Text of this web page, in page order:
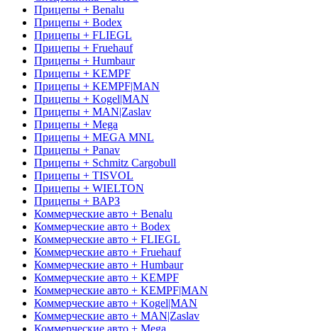
Прицепы + Benalu
Прицепы + Bodex
Прицепы + FLIEGL
Прицепы + Fruehauf
Прицепы + Humbaur
Прицепы + KEMPF
Прицепы + KEMPF|MAN
Прицепы + Kogel|MAN
Прицепы + MAN|Zaslav
Прицепы + Mega
Прицепы + MEGA MNL
Прицепы + Panav
Прицепы + Schmitz Cargobull
Прицепы + TISVOL
Прицепы + WIELTON
Прицепы + ВАРЗ
Коммерческие авто + Benalu
Коммерческие авто + Bodex
Коммерческие авто + FLIEGL
Коммерческие авто + Fruehauf
Коммерческие авто + Humbaur
Коммерческие авто + KEMPF
Коммерческие авто + KEMPF|MAN
Коммерческие авто + Kogel|MAN
Коммерческие авто + MAN|Zaslav
Коммерческие авто + Mega